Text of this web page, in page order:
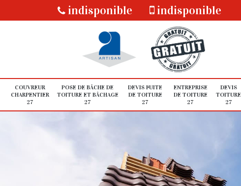
indisponible indisponible
COUVREUR
CHARPENTIER
27
POSE DE BÂCHE DE
TOITURE ET BÂCHAGE
27
DEVIS FUITE
DE TOITURE
27
ENTREPRISE
DE TOITURE
27
DEVIS
TOITURE
27